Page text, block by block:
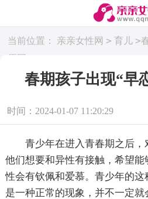
当前位置： 亲亲女性网 > 育儿 >
原因
春期孩子出现“早
时间：2024-01-07 11:20:29
青少年在进入青春期之后，
他们想要和异性有接触，希望
性会有钦佩和爱慕。青少年的
是一种正常的现象，并不一定